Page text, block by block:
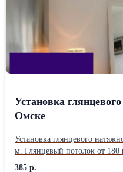
Установка
Омске
Установка глянцевого
м. Глянцевый потолок от
шва до 3.6 метров.
385 р.